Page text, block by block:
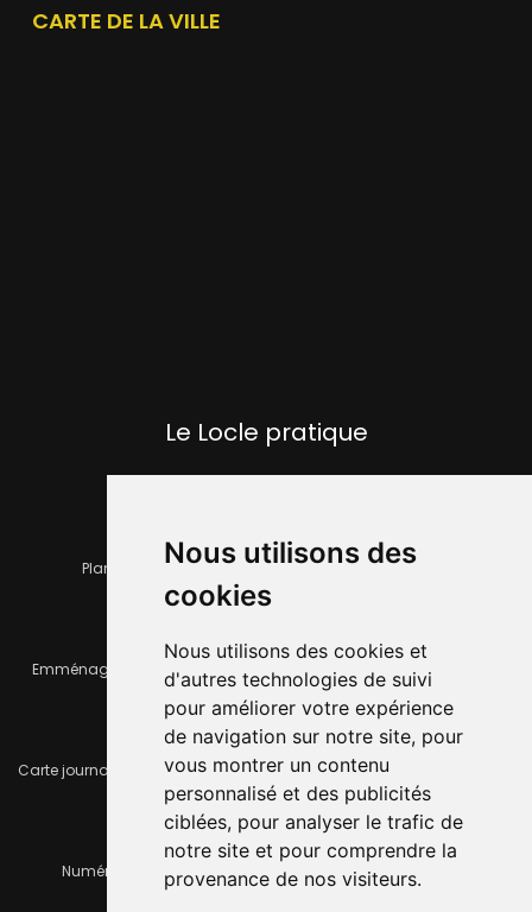
Nous utilisons des
cookies
Nous utilisons des cookies et
d'autres technologies de suivi
pour améliorer votre expérience
de navigation sur notre site, pour
vous montrer un contenu
personnalisé et des publicités
ciblées, pour analyser le trafic de
notre site et pour comprendre la
provenance de nos visiteurs.
CARTE DE LA VILLE
Le Locle pratique
Plan de la ville Horaires et services communaux
Emménager ou déménager Infos pratiques
Carte journalière CFF - Flexicard Travaux importants en cours
Numéros d'urgence À louer / à vendre